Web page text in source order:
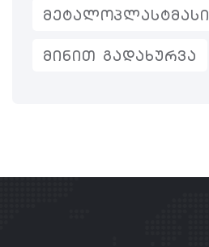
ᲛᲔᲢᲐᲚᲝᲞᲚᲐᲡᲢᲛᲐᲡᲘ
ᲛᲘᲜᲘᲗ ᲒᲐᲓᲐᲮᲣᲠᲕᲐ